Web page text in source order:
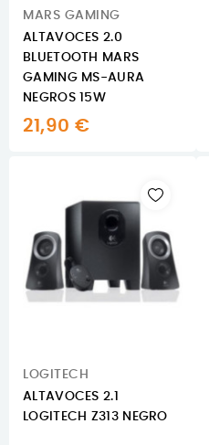
MARS GAMING
ALTAVOCES 2.0
BLUETOOTH MARS
GAMING MS-AURA
NEGROS 15W
21,90 €
LOGITECH
ALTAVOCES 2.1
LOGITECH Z313 NEGRO